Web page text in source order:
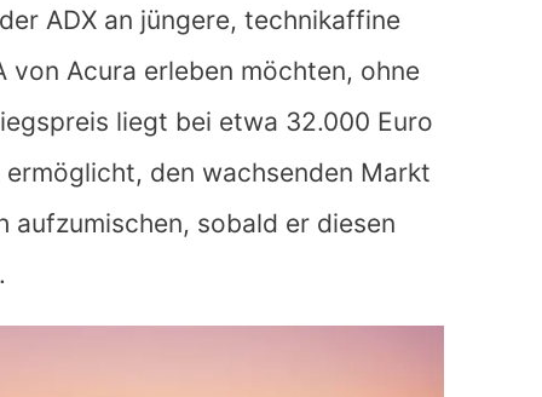
ADX an jüngere, technikaffine
Acura erleben möchten, ohne
liegt bei etwa 32.000 Euro
den wachsenden Markt
aufzumischen, sobald er diesen